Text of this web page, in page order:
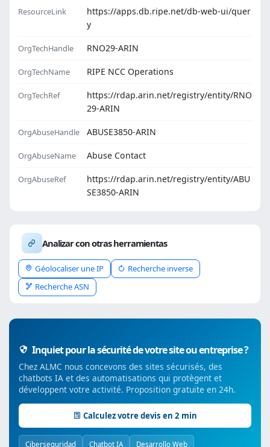
ResourceLink
https://apps.db.ripe.net/db-web-ui/quer
y
OrgTechHandle RNO29-ARIN
OrgTechName RIPE NCC Operations
OrgTechRef
https://rdap.arin.net/registry/entity/RNO
29-ARIN
OrgAbuseHandle ABUSE3850-ARIN
OrgAbuseName Abuse Contact
OrgAbuseRef
https://rdap.arin.net/registry/entity/ABU
SE3850-ARIN
Analizar con otras herramientas
Géolocaliser une IP
Recherche inverse
Recherche ASN
Inquiet pour la sécurité de votre site ou entreprise ?
Chez ALMC nous concevons des sites sécurisés, des
chatbots IA et des automatisations qui protègent et
développent votre activité. Proposition gratuite en 24h.
Calculez votre devis en 2 min
Ciberseguridad Chatbot IA Desarrollo Web